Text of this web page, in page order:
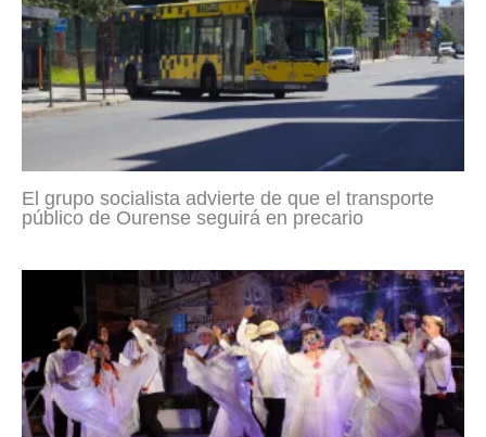
El grupo socialista advierte de que el transporte
público de Ourense seguirá en precario